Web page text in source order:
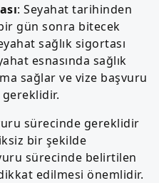
: Seyahat tarihinden
gün sonra bitecek
sağlık sigortası
esnasında sağlık
sağlar ve vize başvuru
gereklidir.
sürecinde gereklidir
bir şekilde
sürecinde belirtilen
edilmesi önemlidir.